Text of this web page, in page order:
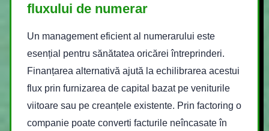
fluxului de numerar
Un management eficient al numerarului este
esențial pentru sănătatea oricărei întreprinderi.
Finanțarea alternativă ajută la echilibrarea acestui
flux prin furnizarea de capital bazat pe veniturile
viitoare sau pe creanțele existente. Prin factoring o
companie poate converti facturile neîncasate în